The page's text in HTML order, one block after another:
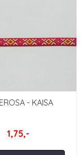
- KAISA
1,75,-